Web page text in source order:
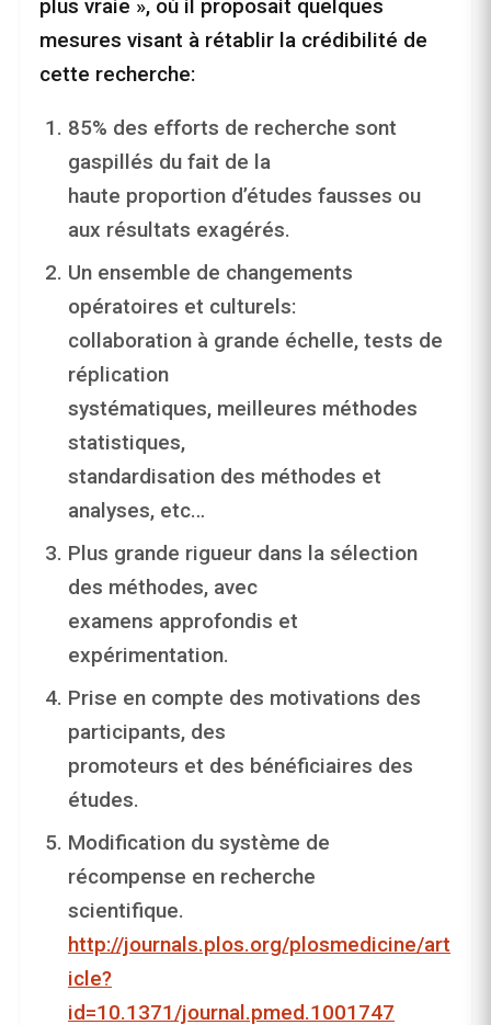
plus vraie », où il proposait quelques
mesures visant à rétablir la crédibilité de
cette recherche:
85% des efforts de recherche sont
gaspillés du fait de la
haute proportion d’études fausses ou
aux résultats exagérés.
Un ensemble de changements
opératoires et culturels:
collaboration à grande échelle, tests de
réplication
systématiques, meilleures méthodes
statistiques,
standardisation des méthodes et
analyses, etc…
Plus grande rigueur dans la sélection
des méthodes, avec
examens approfondis et
expérimentation.
Prise en compte des motivations des
participants, des
promoteurs et des bénéficiaires des
études.
Modification du système de
récompense en recherche
scientifique.
http://journals.plos.org/plosmedicine/art
icle?
id=10.1371/journal.pmed.1001747